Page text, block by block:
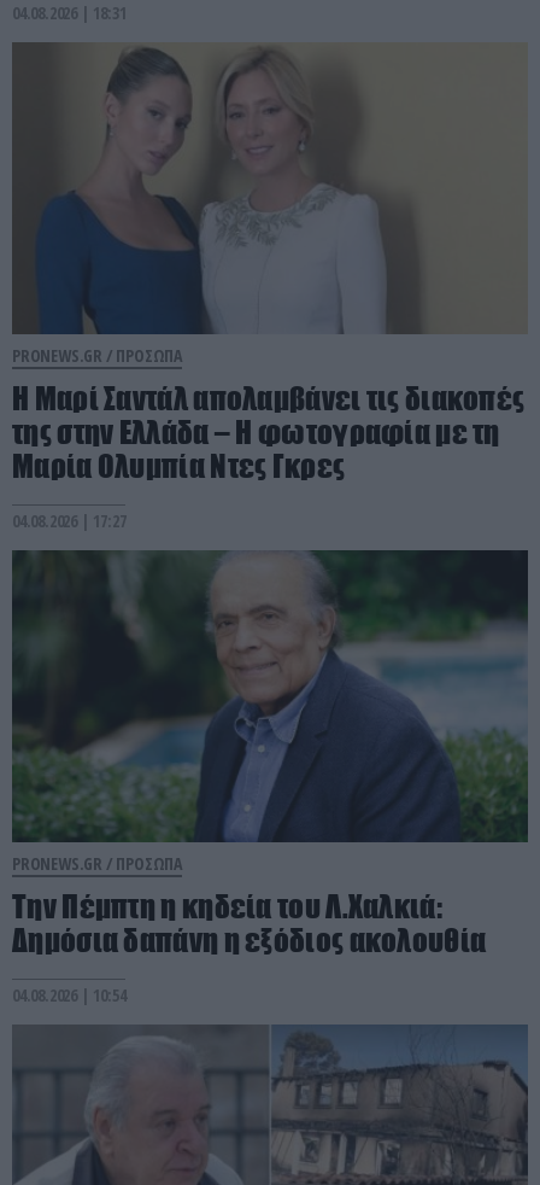
04.08.2026 | 18:31
PRONEWS.GR / ΠΡΟΣΩΠΑ
Η Μαρί Σαντάλ απολαμβάνει τις διακοπές
της στην Ελλάδα – Η φωτογραφία με τη
Μαρία Ολυμπία Ντες Γκρες
04.08.2026 | 17:27
PRONEWS.GR / ΠΡΟΣΩΠΑ
Την Πέμπτη η κηδεία του Λ.Χαλκιά:
Δημόσια δαπάνη η εξόδιος ακολουθία
04.08.2026 | 10:54